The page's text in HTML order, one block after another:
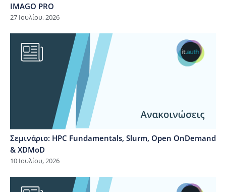
IMAGO PRO
27 Ιουλίου, 2026
Σεμινάριο: HPC Fundamentals, Slurm, Open OnDemand
& XDMoD
10 Ιουλίου, 2026